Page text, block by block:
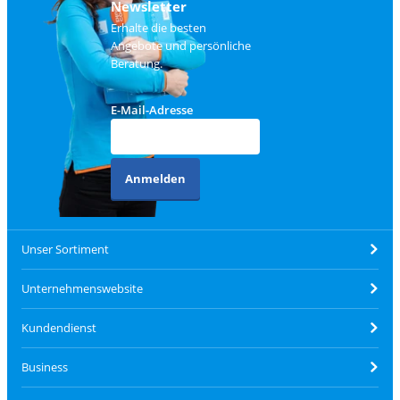
Newsletter
Erhalte die besten
Angebote und persönliche
Beratung.
E-Mail-Adresse
Anmelden
Unser Sortiment
Unternehmenswebsite
Kundendienst
Business